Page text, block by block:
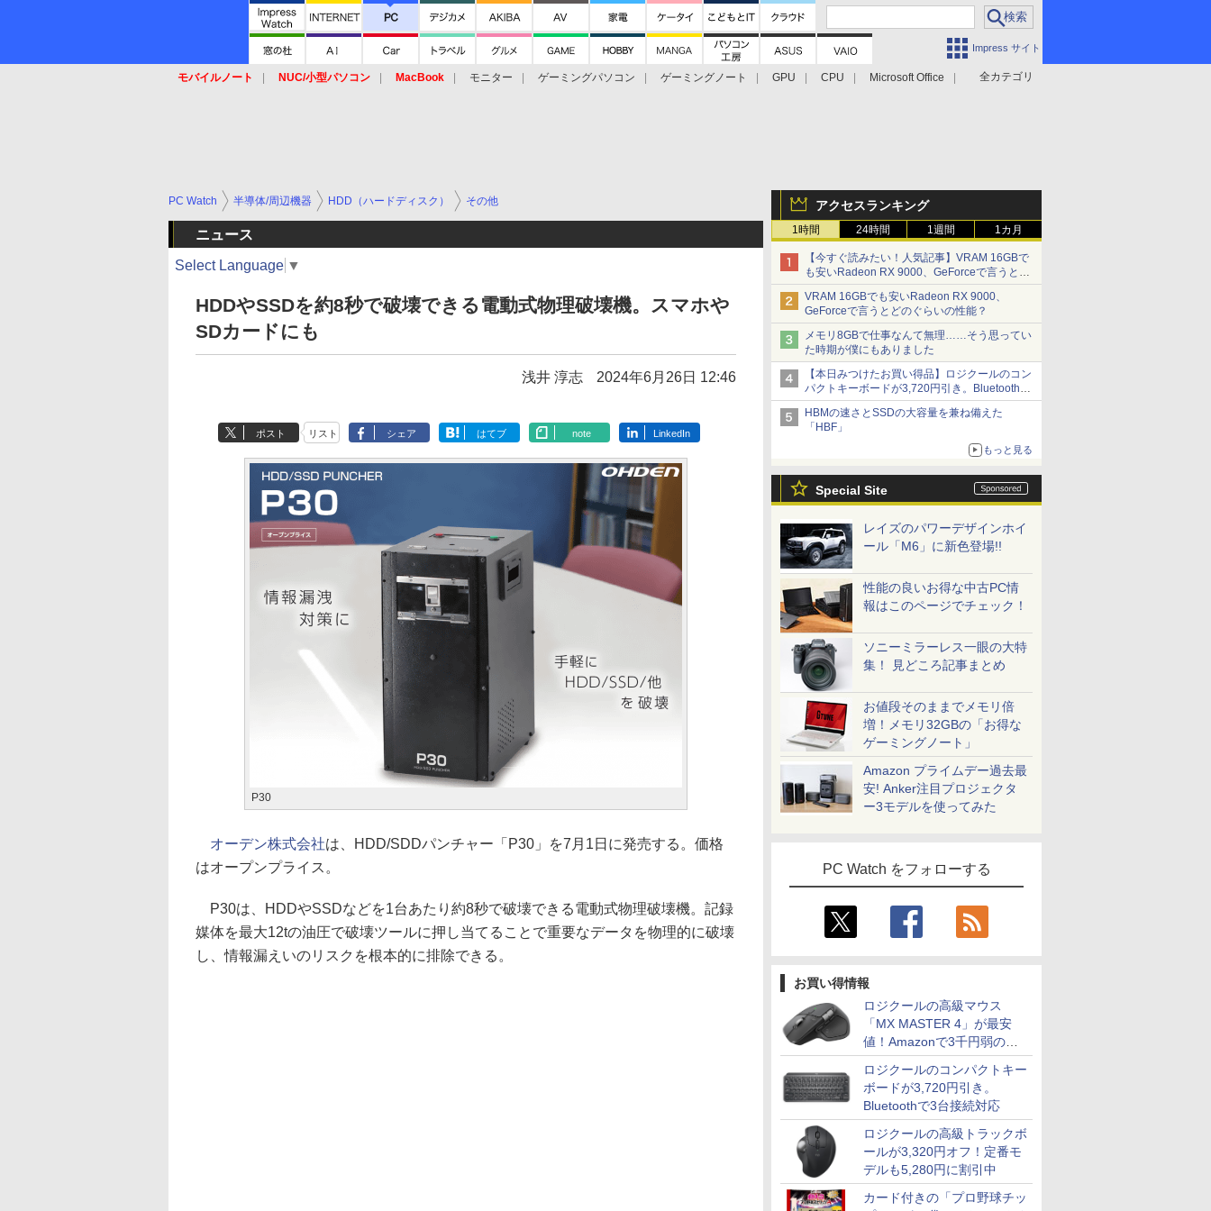
Impress サイト
全カテゴリ
モバイルノート NUC/小型パソコン MacBook モニター ゲーミングパソコン ゲーミングノート GPU CPU
Microsoft Office
アクセスランキング
1時間 24時間 1週間 1カ月
【今すぐ読みたい！人気記事】VRAM 16GBで
も安いRadeon RX 9000、GeForceで言うとど
のぐらいの性能？ - PC Watch
VRAM 16GBでも安いRadeon RX 9000、
GeForceで言うとどのぐらいの性能？
メモリ8GBで仕事なんて無理……そう思ってい
た時期が僕にもありました
【本日みつけたお買い得品】ロジクールのコン
パクトキーボードが3,720円引き。Bluetoothで3
台接続対応
HBMの速さとSSDの大容量を兼ね備えた
「HBF」
もっと見る
Special Site
レイズのパワーデザインホイ
ール「M6」に新色登場!!
性能の良いお得な中古PC情
報はこのページでチェック！
ソニーミラーレス一眼の大特
集！ 見どころ記事まとめ
お値段そのままでメモリ倍
増！メモリ32GBの「お得な
ゲーミングノート」
Amazon プライムデー過去最
安! Anker注目プロジェクタ
ー3モデルを使ってみた
PC Watch をフォローする
お買い得情報
ロジクールの高級マウス
「MX MASTER 4」が最安
値！Amazonで3千円弱の割
引
ロジクールのコンパクトキー
ボードが3,720円引き。
Bluetoothで3台接続対応
ロジクールの高級トラックボ
ールが3,320円オフ！定番モ
デルも5,280円に割引中
カード付きの「プロ野球チッ
PC Watch 半導体/周辺機器 HDD（ハードディスク） その他
ニュース
Select Language ▼
HDDやSSDを約8秒で破壊できる電動式物理破壊機。スマホや
SDカードにも
浅井 淳志 2024年6月26日 12:46
ポスト リスト シェア はてブ note LinkedIn
P30
オーデン株式会社は、HDD/SDDパンチャー「P30」を7月1日に発売する。価格
はオープンプライス。
P30は、HDDやSSDなどを1台あたり約8秒で破壊できる電動式物理破壊機。記録
媒体を最大12tの油圧で破壊ツールに押し当てることで重要なデータを物理的に破壊
し、情報漏えいのリスクを根本的に排除できる。